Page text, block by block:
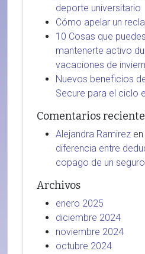
deporte universitario
Cómo apelar un
10 Cosas que
mantenerte activo
vacaciones de
Nuevos beneficios
Secure para el ciclo
Comentarios
Alejandra Ramirez en
diferencia entre
copago de un
Archivos
enero 2025
diciembre 2024
noviembre 2024
octubre 2024